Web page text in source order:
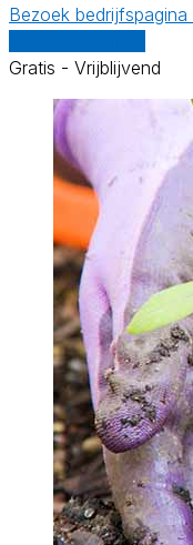
Bezoek bedrijfspagina
Gratis - Vrijblijvend